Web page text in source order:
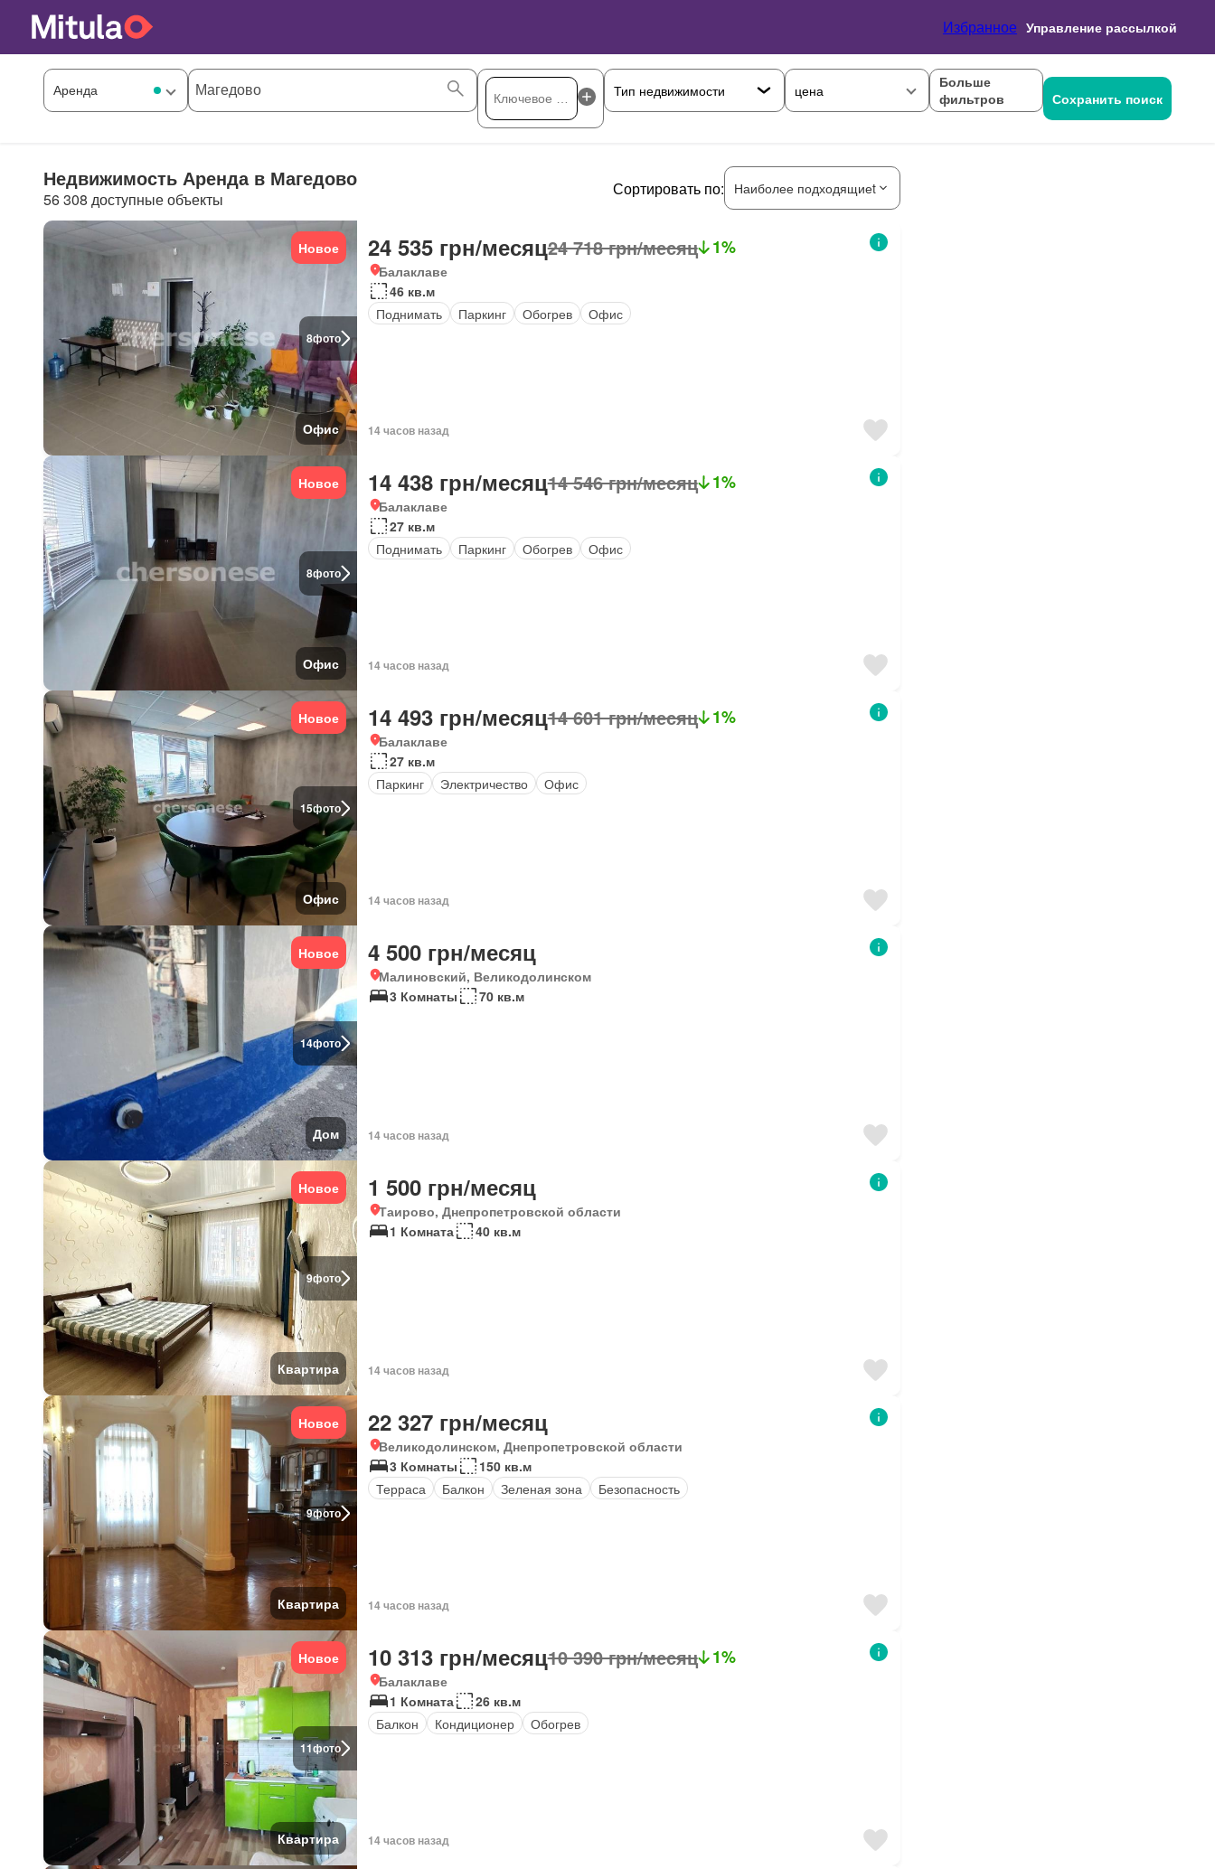
Избранное Управление рассылкой
цена
Больше
фильтров
Сохранить поиск
Недвижимость Аренда в Магедово
56 308 доступные объекты
Сортировать по: Наиболее подходящиеt
8фото
Новое
Офис
24 535 грн/месяц24 718 грн/месяц 1%
Балаклаве
46 кв.м
Поднимать
Паркинг Обогрев Офис
14 часов назад
8фото
Новое
Офис
14 438 грн/месяц14 546 грн/месяц 1%
Балаклаве
27 кв.м
Поднимать
Паркинг Обогрев Офис
14 часов назад
15фото
Новое
Офис
14 493 грн/месяц14 601 грн/месяц 1%
Балаклаве
27 кв.м
Паркинг
Электричество Офис
14 часов назад
14фото
Новое
Дом
4 500 грн/месяц
Малиновский, Великодолинском
3 Комнаты
70 кв.м
14 часов назад
9фото
Новое
Квартира
1 500 грн/месяц
Таирово, Днепропетровской области
1 Комната
40 кв.м
14 часов назад
9фото
Новое
Квартира
22 327 грн/месяц
Великодолинском, Днепропетровской области
3 Комнаты
150 кв.м
Терраса
Балкон Зеленая зона Безопасность
14 часов назад
11фото
Новое
Квартира
10 313 грн/месяц10 390 грн/месяц 1%
Балаклаве
1 Комната
26 кв.м
Балкон
Кондиционер Обогрев
14 часов назад